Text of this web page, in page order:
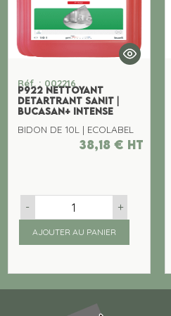
Réf. : 002216
P922 NETTOYANT
DETARTRANT SANIT |
BUCASAN+ INTENSE
BIDON DE 10L | ECOLABEL
38,18 € ht
- +
AJOUTER AU PANIER